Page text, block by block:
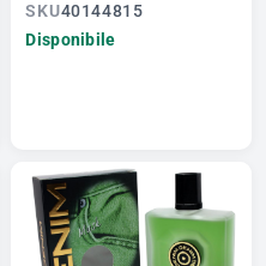
SKU40144815
Disponibile